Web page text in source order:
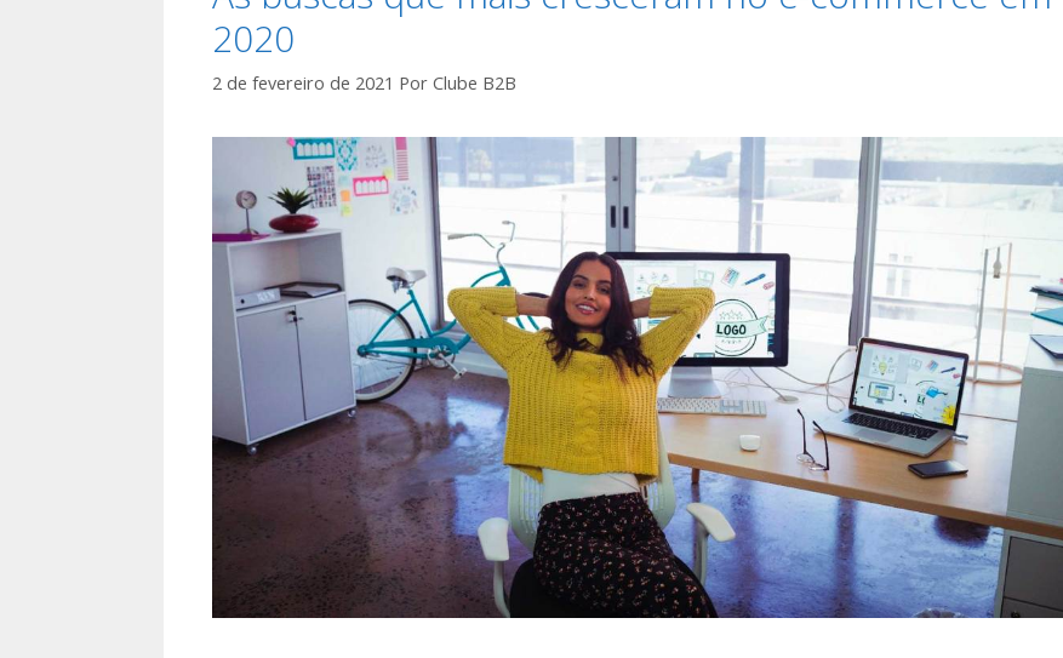
2020
2 de fevereiro de 2021 Por Clube B2B